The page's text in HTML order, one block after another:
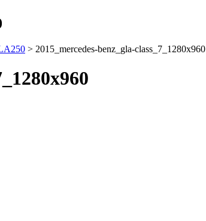
> 2015_mercedes-benz_gla-class_7_1280x960